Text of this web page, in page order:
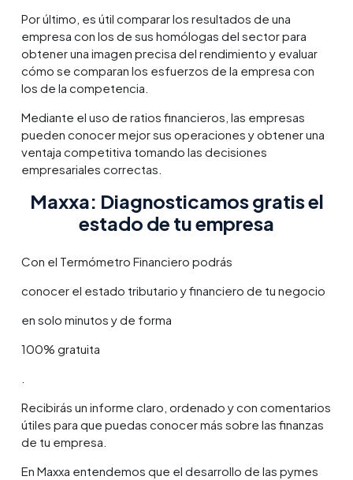
Por último, es útil comparar los resultados de una
empresa con los de sus homólogas del sector para
obtener una imagen precisa del rendimiento y evaluar
cómo se comparan los esfuerzos de la empresa con
los de la competencia.
Mediante el uso de ratios financieros, las empresas
pueden conocer mejor sus operaciones y obtener una
ventaja competitiva tomando las decisiones
empresariales correctas.
Maxxa: Diagnosticamos gratis el
estado de tu empresa
Con el Termómetro Financiero podrás
conocer el estado tributario y financiero de tu negocio
en solo minutos y de forma
100% gratuita
Recibirás un informe claro, ordenado y con comentarios
útiles para que puedas conocer más sobre las finanzas
de tu empresa.
En Maxxa entendemos que el desarrollo de las pymes